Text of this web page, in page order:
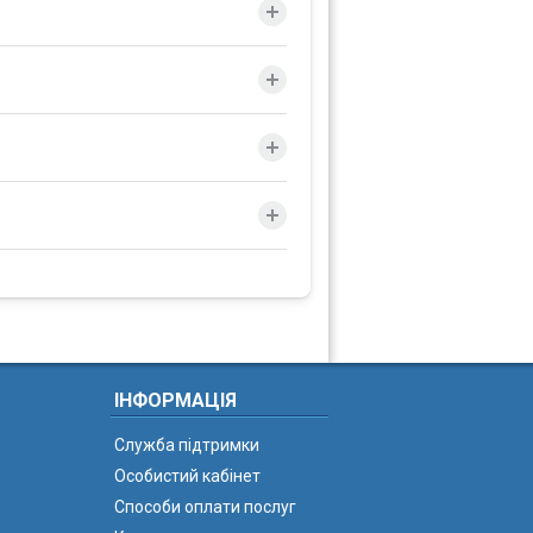
ІНФОРМАЦІЯ
Служба підтримки
Особистий кабінет
Способи оплати послуг